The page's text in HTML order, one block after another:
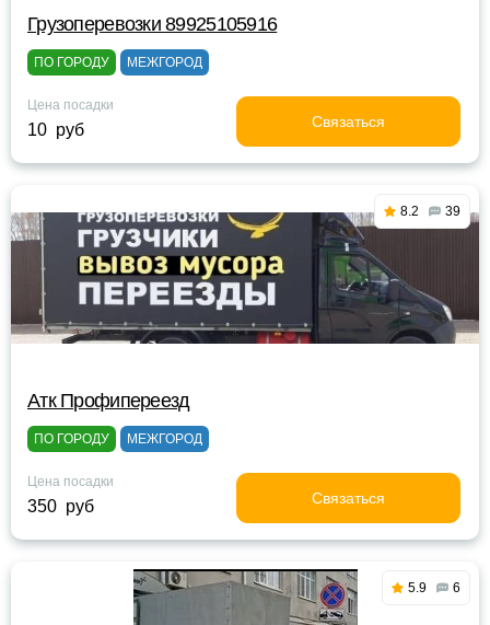
Грузоперевозки 89925105916
ПО ГОРОДУ МЕЖГОРОД
Цена посадки
10 руб Связаться
8.2 39
Атк Профипереезд
ПО ГОРОДУ МЕЖГОРОД
Цена посадки
350 руб Связаться
5.9 6